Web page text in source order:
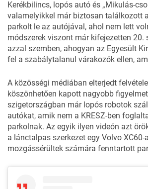
Kerékbilincs, lopós autó és „Mikulás-
valamelyikkel már biztosan találkozott
parkolt le az autójával, ahol nem lett
módszerek viszont már kifejezetten 20.
azzal szemben, ahogyan az Egyesült
fel a szabálytalanul várakozók ellen,
A közösségi médiában elterjedt
köszönhetően kapott nagyobb
szigetországban már lopós robotok
autókat, amik nem a KRESZ-ben
parkolnak. Az egyik ilyen videón azt
a lánctalpas szerkezet egy Volvo XC60-
mozgássérültek számára fenntartott